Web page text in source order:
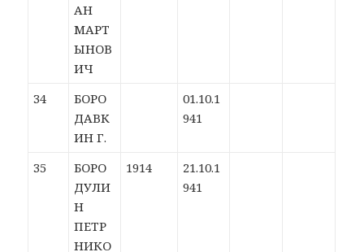
АН
МАРТ
ЫНОВ
ИЧ
34
БОРО
ДАВК
ИН Г.
01.10.1
941
35
БОРО
ДУЛИ
Н
ПЕТР
НИКО
1914
21.10.1
941